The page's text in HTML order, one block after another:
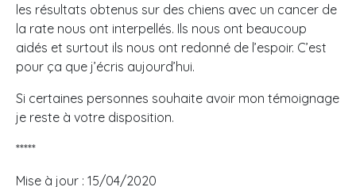
les résultats obtenus sur des chiens avec un cancer de
la rate nous ont interpellés. Ils nous ont beaucoup
aidés et surtout ils nous ont redonné de l’espoir. C’est
pour ça que j’écris aujourd’hui.
Si certaines personnes souhaite avoir mon témoignage
je reste à votre disposition.
*****
Mise à jour : 15/04/2020